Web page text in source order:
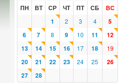
ПН ВТ СР ЧТ ПТ СБ
ВС
1
2 3 4
5
6
7 8 9 10 11
12
13
14 15 16 17 18 19
20 21 22 23 24 25
26
27
28